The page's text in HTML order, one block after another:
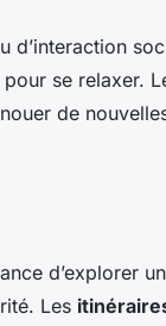
d’interaction
pour se relaxer.
de
d’explorer
Les